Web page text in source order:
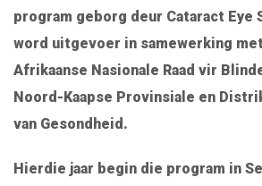
program geborg deur Cataract Eye
word uitgevoer in samewerking
Afrikaanse Nasionale Raad vir
Noord-Kaapse Provinsiale en
van Gesondheid.
Hierdie jaar begin die program in